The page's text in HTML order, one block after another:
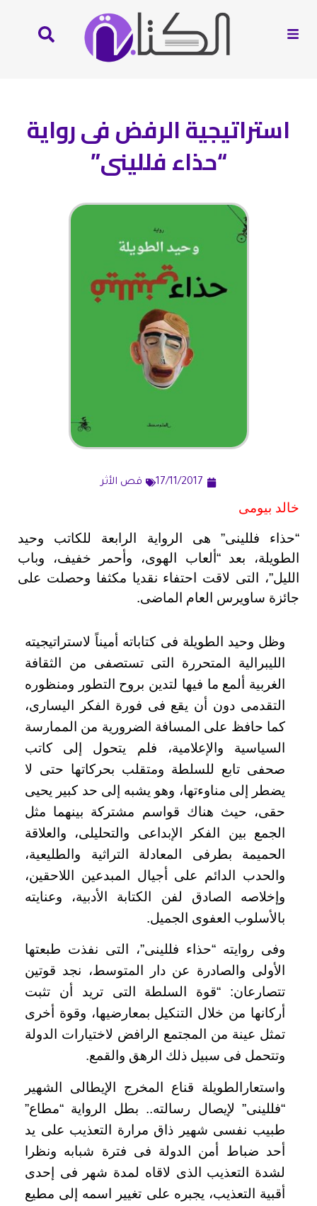
استراتيجية الرفض فى رواية
“حذاء فللينى”
17/11/2017 قص الأثر
خالد بيومى
“حذاء فللينى” هى الرواية الرابعة للكاتب وحيد
الطويلة، بعد “ألعاب الهوى، وأحمر خفيف، وباب
الليل”، التى لاقت احتفاء نقديا مكثفا وحصلت على
جائزة ساويرس العام الماضى.
وظل وحيد الطويلة فى كتاباته أميناً لاستراتيجيته
الليبرالية المتحررة التى تستصفى من الثقافة
الغربية ألمع ما فيها لتدين بروح التطور ومنظوره
التقدمى دون أن يقع فى فورة الفكر اليسارى،
كما حافظ على المسافة الضرورية من الممارسة
السياسية والإعلامية، فلم يتحول إلى كاتب
صحفى تابع للسلطة ومتقلب بحركاتها حتى لا
يضطر إلى مناوءتها، وهو يشبه إلى حد كبير يحيى
حقى، حيث هناك قواسم مشتركة بينهما مثل
الجمع بين الفكر الإبداعى والتحليلى، والعلاقة
الحميمة بطرفى المعادلة التراثية والطليعية،
والحدب الدائم على أجيال المبدعين اللاحقين،
وإخلاصه الصادق لفن الكتابة الأدبية، وعنايته
بالأسلوب العفوى الجميل.
وفى روايته “حذاء فللينى”، التى نفذت طبعتها
الأولى والصادرة عن دار المتوسط، نجد قوتين
تتصارعان: “قوة السلطة التى تريد أن تثبت
أركانها من خلال التنكيل بمعارضيها، وقوة أخرى
تمثل عينة من المجتمع الرافض لاختيارات الدولة
وتتحمل فى سبيل ذلك الرهق والقمع.
واستعارالطويلة قناع المخرج الإيطالى الشهير
“فللينى” لإيصال رسالته.. بطل الرواية “مطاع”
طبيب نفسى شهير ذاق مرارة التعذيب على يد
أحد ضباط أمن الدولة فى فترة شبابه ونظرا
لشدة التعذيب الذى لاقاه لمدة شهر فى إحدى
أقبية التعذيب، يجبره على تغيير اسمه إلى مطيع